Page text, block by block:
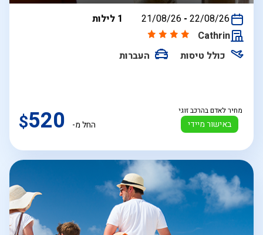
בין
21/08/26 - 22/08/26
1 לילות
Cathrin
כולל טיסות
העברות
באישור מיידי
מחיר לאדם בהרכב זוגי
החל מ- $520